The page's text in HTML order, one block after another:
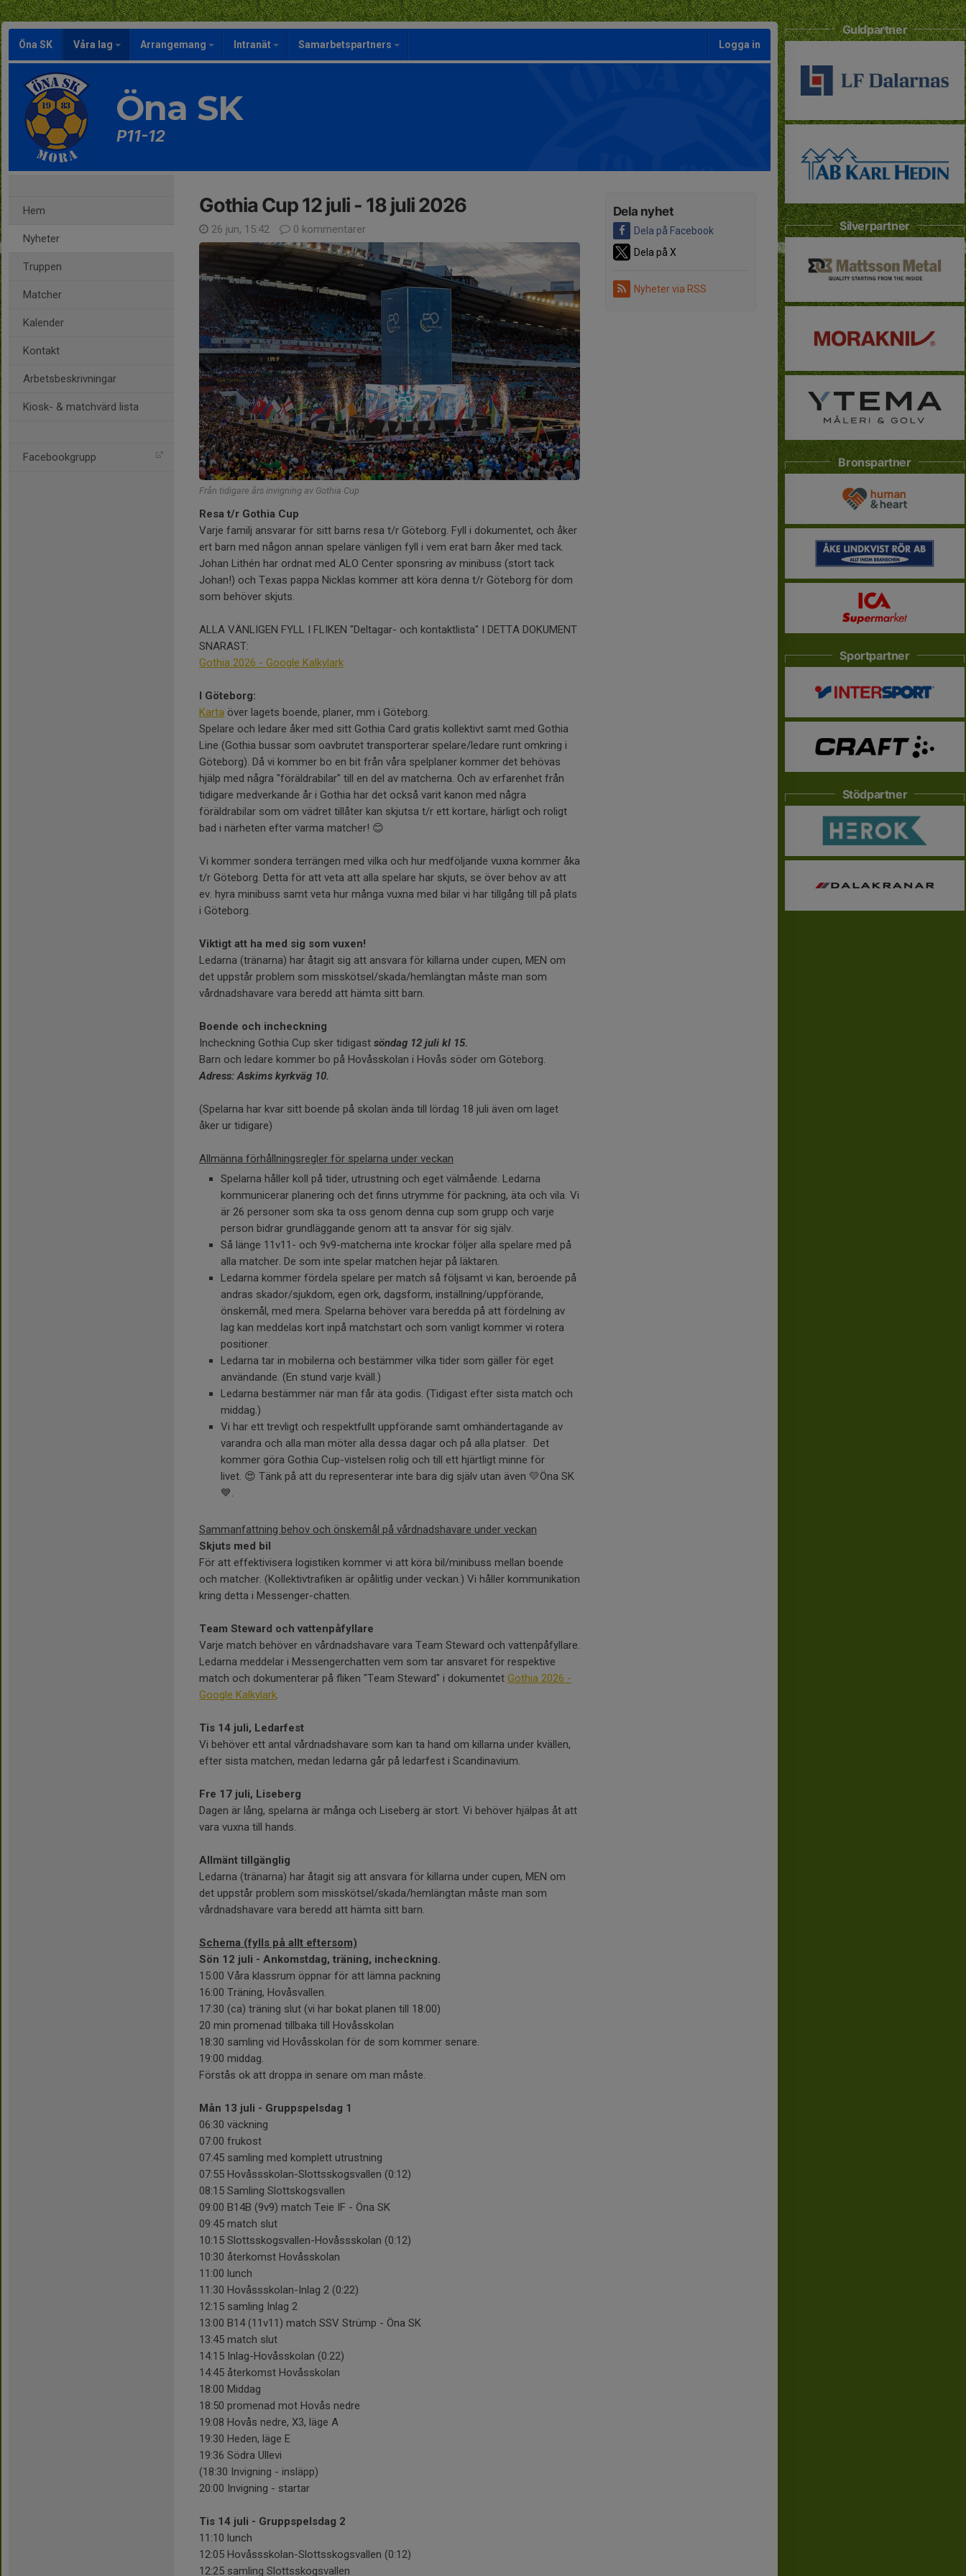
Öna SK Våra lag Arrangemang Intranät Samarbetspartners Logga in
Öna SK
P11-12
Hem
Nyheter
Truppen
Matcher
Kalender
Kontakt
Arbetsbeskrivningar
Kiosk- & matchvärd lista
Facebookgrupp
Dela nyhet
Dela på Facebook
Dela på X
Nyheter via RSS
Gothia Cup 12 juli - 18 juli 2026
26 jun, 15:42 0 kommentarer
Från tidigare års invigning av Gothia Cup
Resa t/r Gothia Cup
Varje familj ansvarar för sitt barns resa t/r Göteborg. Fyll i dokumentet, och åker
ert barn med någon annan spelare vänligen fyll i vem erat barn åker med tack.
Johan Lithén har ordnat med ALO Center sponsring av minibuss (stort tack
Johan!) och Texas pappa Nicklas kommer att köra denna t/r Göteborg för dom
som behöver skjuts.
ALLA VÄNLIGEN FYLL I FLIKEN "Deltagar- och kontaktlista" I DETTA DOKUMENT
SNARAST:
Gothia 2026 - Google Kalkylark
I Göteborg:
Karta över lagets boende, planer, mm i Göteborg.
Spelare och ledare åker med sitt Gothia Card gratis kollektivt samt med Gothia
Line (Gothia bussar som oavbrutet transporterar spelare/ledare runt omkring i
Göteborg). Då vi kommer bo en bit från våra spelplaner kommer det behövas
hjälp med några "föräldrabilar" till en del av matcherna. Och av erfarenhet från
tidigare medverkande år i Gothia har det också varit kanon med några
föräldrabilar som om vädret tillåter kan skjutsa t/r ett kortare, härligt och roligt
bad i närheten efter varma matcher! 😊
Vi kommer sondera terrängen med vilka och hur medföljande vuxna kommer åka
t/r Göteborg. Detta för att veta att alla spelare har skjuts, se över behov av att
ev. hyra minibuss samt veta hur många vuxna med bilar vi har tillgång till på plats
i Göteborg.
Viktigt att ha med sig som vuxen!
Ledarna (tränarna) har åtagit sig att ansvara för killarna under cupen, MEN om
det uppstår problem som misskötsel/skada/hemlängtan måste man som
vårdnadshavare vara beredd att hämta sitt barn.
Boende och incheckning
Incheckning Gothia Cup sker tidigast söndag 12 juli kl 15.
Barn och ledare kommer bo på Hovåsskolan i Hovås söder om Göteborg.
Adress: Askims kyrkväg 10.
(Spelarna har kvar sitt boende på skolan ända till lördag 18 juli även om laget
åker ur tidigare)
Allmänna förhållningsregler för spelarna under veckan
Spelarna håller koll på tider, utrustning och eget välmående. Ledarna
kommunicerar planering och det finns utrymme för packning, äta och vila. Vi
är 26 personer som ska ta oss genom denna cup som grupp och varje
person bidrar grundläggande genom att ta ansvar för sig själv.
Så länge 11v11- och 9v9-matcherna inte krockar följer alla spelare med på
alla matcher. De som inte spelar matchen hejar på läktaren.
Ledarna kommer fördela spelare per match så följsamt vi kan, beroende på
andras skador/sjukdom, egen ork, dagsform, inställning/uppförande,
önskemål, med mera. Spelarna behöver vara beredda på att fördelning av
lag kan meddelas kort inpå matchstart och som vanligt kommer vi rotera
positioner.
Ledarna tar in mobilerna och bestämmer vilka tider som gäller för eget
användande. (En stund varje kväll.)
Ledarna bestämmer när man får äta godis. (Tidigast efter sista match och
middag.)
Vi har ett trevligt och respektfullt uppförande samt omhändertagande av
varandra och alla man möter alla dessa dagar och på alla platser. Det
kommer göra Gothia Cup-vistelsen rolig och till ett hjärtligt minne för
livet. 😍 Tänk på att du representerar inte bara dig själv utan även 💛Öna SK
💙.
Sammanfattning behov och önskemål på vårdnadshavare under veckan
Skjuts med bil
För att effektivisera logistiken kommer vi att köra bil/minibuss mellan boende
och matcher. (Kollektivtrafiken är opålitlig under veckan.) Vi håller kommunikation
kring detta i Messenger-chatten.
Team Steward och vattenpåfyllare
Varje match behöver en vårdnadshavare vara Team Steward och vattenpåfyllare.
Ledarna meddelar i Messengerchatten vem som tar ansvaret för respektive
match och dokumenterar på fliken "Team Steward" i dokumentet Gothia 2026 -
Google Kalkylark.
Tis 14 juli, Ledarfest
Vi behöver ett antal vårdnadshavare som kan ta hand om killarna under kvällen,
efter sista matchen, medan ledarna går på ledarfest i Scandinavium.
Fre 17 juli, Liseberg
Dagen är lång, spelarna är många och Liseberg är stort. Vi behöver hjälpas åt att
vara vuxna till hands.
Allmänt tillgänglig
Ledarna (tränarna) har åtagit sig att ansvara för killarna under cupen, MEN om
det uppstår problem som misskötsel/skada/hemlängtan måste man som
vårdnadshavare vara beredd att hämta sitt barn.
Schema (fylls på allt eftersom)
Sön 12 juli - Ankomstdag, träning, incheckning.
15:00 Våra klassrum öppnar för att lämna packning
16:00 Träning, Hovåsvallen.
17:30 (ca) träning slut (vi har bokat planen till 18:00)
20 min promenad tillbaka till Hovåsskolan
18:30 samling vid Hovåsskolan för de som kommer senare.
19:00 middag.
Förstås ok att droppa in senare om man måste.
Mån 13 juli - Gruppspelsdag 1
06:30 väckning
07:00 frukost
07:45 samling med komplett utrustning
07:55 Hovåssskolan-Slottsskogsvallen (0:12)
08:15 Samling Slottskogsvallen
09:00 B14B (9v9) match Teie IF - Öna SK
09:45 match slut
10:15 Slottsskogsvallen-Hovåssskolan (0:12)
10:30 återkomst Hovåsskolan
11:00 lunch
11:30 Hovåssskolan-Inlag 2 (0:22)
12:15 samling Inlag 2
13:00 B14 (11v11) match SSV Strümp - Öna SK
13:45 match slut
14:15 Inlag-Hovåsskolan (0:22)
14:45 återkomst Hovåsskolan
18:00 Middag
18:50 promenad mot Hovås nedre
19:08 Hovås nedre, X3, läge A
19:30 Heden, läge E
19:36 Södra Ullevi
(18:30 Invigning - insläpp)
20:00 Invigning - startar
Tis 14 juli - Gruppspelsdag 2
11:10 lunch
12:05 Hovåssskolan-Slottsskogsvallen (0:12)
12:25 samling Slottsskogsvallen
Guldpartner
Silverpartner
Bronspartner
Sportpartner
Stödpartner